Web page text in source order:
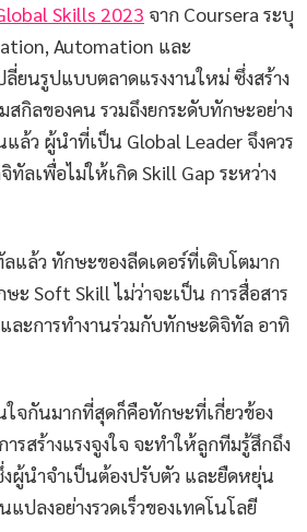
Skills 2023 จาก Coursera ระบุ
Automation และ
ยนรูปแบบตลาดแรงงานใหม่ ซึ่งสร้าง
สกิลของคน รวมถึงยกระดับทักษะอย่าง
ล้ว ผู้นำที่เป็น Global Leader จึงควร
ลเพื่อไม่ให้เกิด Skill Gap ระหว่าง
แล้ว ทักษะของลีดเดอร์ที่เติบโตมาก
ะ Soft Skill ไม่ว่าจะเป็น การสื่อสาร
ละการทำงานร่วมกับทักษะดิจิทัล อาทิ
จกันมากที่สุดก็คือทักษะที่เกี่ยวข้อง
รสร้างแรงจูงใจ จะทำให้ลูกทีมรู้สึกถึง
ผู้นำจำเป็นต้องปรับตัว และยืดหยุ่น
ปลงอย่างรวดเร็วของเทคโนโลยี